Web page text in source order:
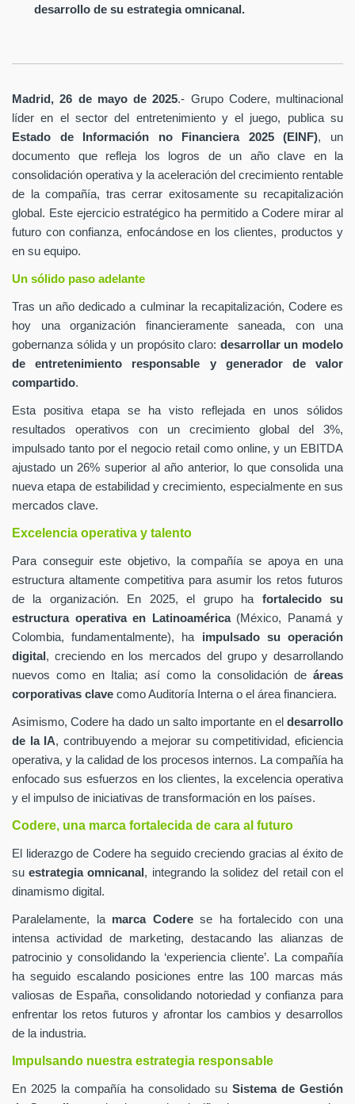
desarrollo de su estrategia omnicanal.
Madrid, 26 de mayo de 2025.- Grupo Codere, multinacional
líder en el sector del entretenimiento y el juego, publica su
Estado de Información no Financiera 2025 (EINF), un
documento que refleja los logros de un año clave en la
consolidación operativa y la aceleración del crecimiento rentable
de la compañía, tras cerrar exitosamente su recapitalización
global. Este ejercicio estratégico ha permitido a Codere mirar al
futuro con confianza, enfocándose en los clientes, productos y
en su equipo.
Un sólido paso adelante
Tras un año dedicado a culminar la recapitalización, Codere es
hoy una organización financieramente saneada, con una
gobernanza sólida y un propósito claro: desarrollar un modelo
de entretenimiento responsable y generador de valor
compartido.
Esta positiva etapa se ha visto reflejada en unos sólidos
resultados operativos con un crecimiento global del 3%,
impulsado tanto por el negocio retail como online, y un EBITDA
ajustado un 26% superior al año anterior, lo que consolida una
nueva etapa de estabilidad y crecimiento, especialmente en sus
mercados clave.
Excelencia operativa y talento
Para conseguir este objetivo, la compañía se apoya en una
estructura altamente competitiva para asumir los retos futuros
de la organización. En 2025, el grupo ha fortalecido su
estructura operativa en Latinoamérica(México, Panamá y
Colombia, fundamentalmente), ha impulsado su operación
digital , creciendo en los mercados del grupo y desarrollando
nuevos como en Italia; así como la consolidación de áreas
corporativas clave como Auditoría Interna o el área financiera.
Asimismo, Codere ha dado un salto importante en el desarrollo
de la IA, contribuyendo a mejorar su competitividad, eficiencia
operativa, y la calidad de los procesos internos. La compañía ha
enfocado sus esfuerzos en los clientes, la excelencia operativa
y el impulso de iniciativas de transformación en los países.
Codere, una marca fortalecida de cara al futuro
El liderazgo de Codere ha seguido creciendo gracias al éxito de
suestrategia omnicanal , integrando la solidez del retail con el
dinamismo digital.
Paralelamente, la marca Coderese ha fortalecido con una
intensa actividad de marketing, destacando las alianzas de
patrocinio y consolidando la ‘experiencia cliente’. La compañía
ha seguido escalando posiciones entre las 100 marcas más
valiosas de España, consolidando notoriedad y confianza para
enfrentar los retos futuros y afrontar los cambios y desarrollos
de la industria.
Impulsando nuestra estrategia responsable
En 2025 la compañía ha consolidado su Sistema de Gestión